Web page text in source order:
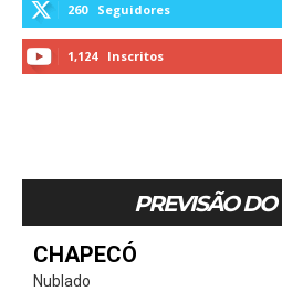
260 Seguidores
1,124 Inscritos
PREVISÃO DO
CHAPECÓ
Nublado